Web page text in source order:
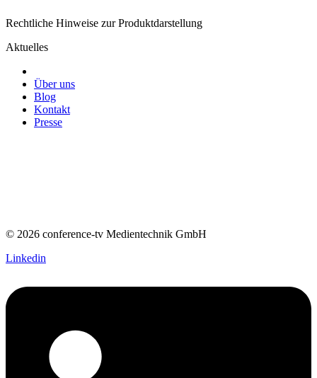
Rechtliche Hinweise zur Produktdarstellung
Aktuelles
Über uns
Blog
Kontakt
Presse
© 2026 conference-tv Medientechnik GmbH
Linkedin